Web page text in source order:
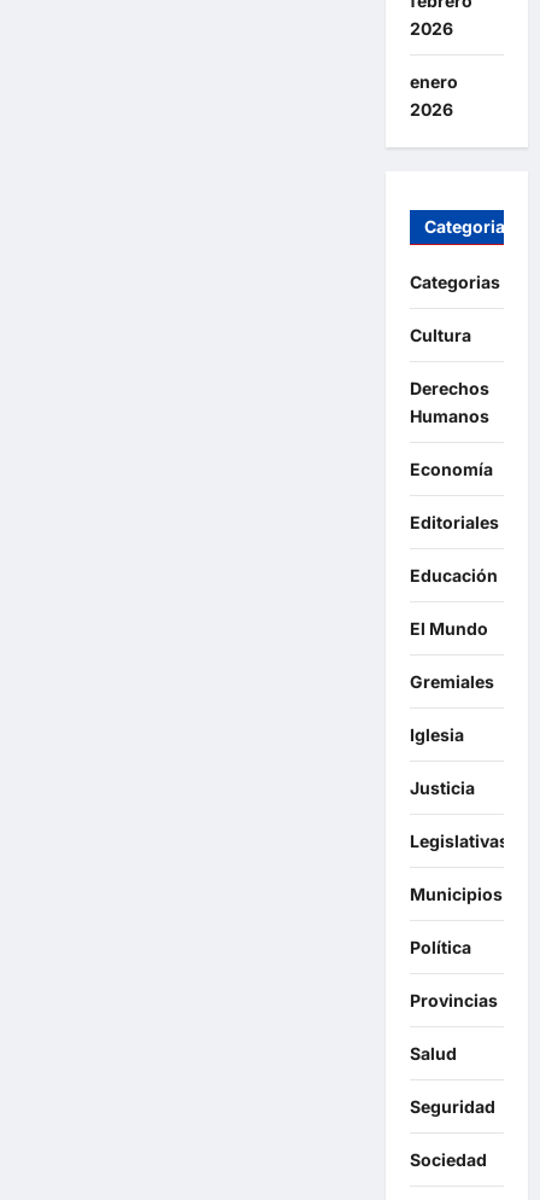
2026
enero
2026
Categorias
Categorias
Cultura
Derechos
Humanos
Economía
Editoriales
Educación
El Mundo
Gremiales
Iglesia
Justicia
Legislativas
Municipios
Política
Provincias
Salud
Seguridad
Sociedad